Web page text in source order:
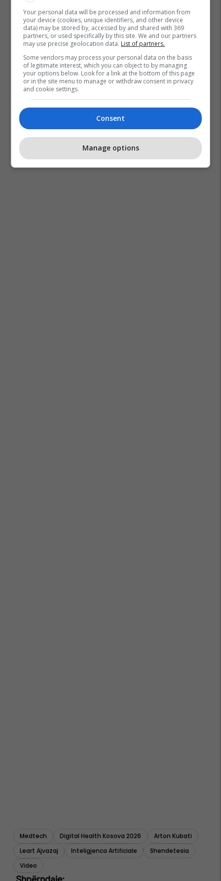
Medtech Digital Health Kosova 2026
Arton Kubati
Leart Ajvazaj
Inteligjenca Artificiale
Shendetesia
Video
Your personal data will be processed and information from
your device (cookies, unique identifiers, and other device
data) may be stored by, accessed by and shared with 369
partners, or used specifically by this site. We and our partners
may use precise geolocation data. List of partners.
Some vendors may process your personal data on the basis
of legitimate interest, which you can object to by managing
your options below. Look for a link at the bottom of this page
or in the site menu to manage or withdraw consent in privacy
and cookie settings.
Consent
Manage options